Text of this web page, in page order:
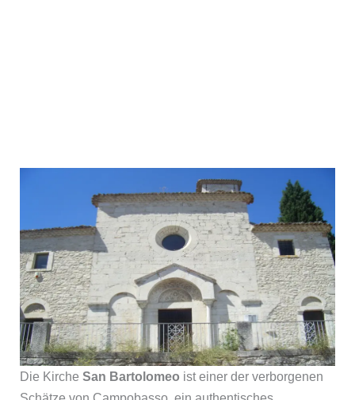
Die Kirche San Bartolomeo ist einer der verborgenen